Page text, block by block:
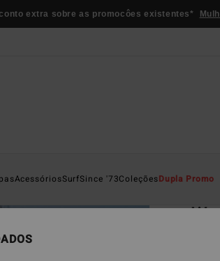
extra sobre as promocôes existentes*
AcessóriosSurfSince '73ColeçõesDupla Promo